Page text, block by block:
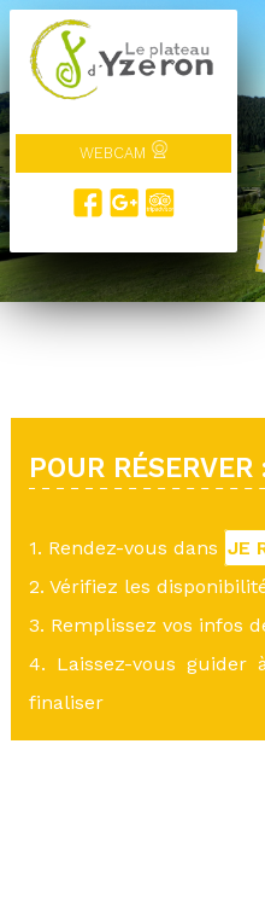
WEBCAM
POUR RÉSERVER
1. Rendez-vous dans JE
2. Vérifiez les
3. Remplissez vos infos
4. Laissez-vous guider
finaliser